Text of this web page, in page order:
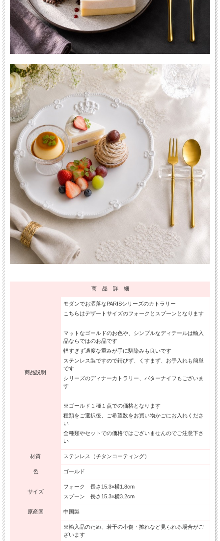
商 品 詳 細
商品説明
モダンでお洒落なPARISシリーズのカトラリー
こちらはデザートサイズのフォークとスプーンとなります
マットなゴールドのお色や、シンプルなディテールは輸入
品ならではのお品です
軽すぎず適度な重みが手に馴染みも良いです
ステンレス製ですので錆びず、くすまず、お手入れも簡単
です
シリーズのディナーカトラリー、バターナイフもございま
す
※ゴールド１種１点での価格となります
種類をご選択後、ご希望数をお買い物かごにお入れくださ
い
全種類やセットでの価格ではございませんのでご注意下さ
い
材質 ステンレス（チタンコーティング）
色 ゴールド
サイズ
フォーク 長さ15.3×横1.8cm
スプーン 長さ15.3×横3.2cm
原産国 中国製
※輸入品のため、若干の小傷・擦れなど見られる場合がご
ざいます